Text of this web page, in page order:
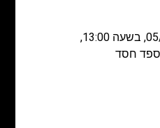
חסד